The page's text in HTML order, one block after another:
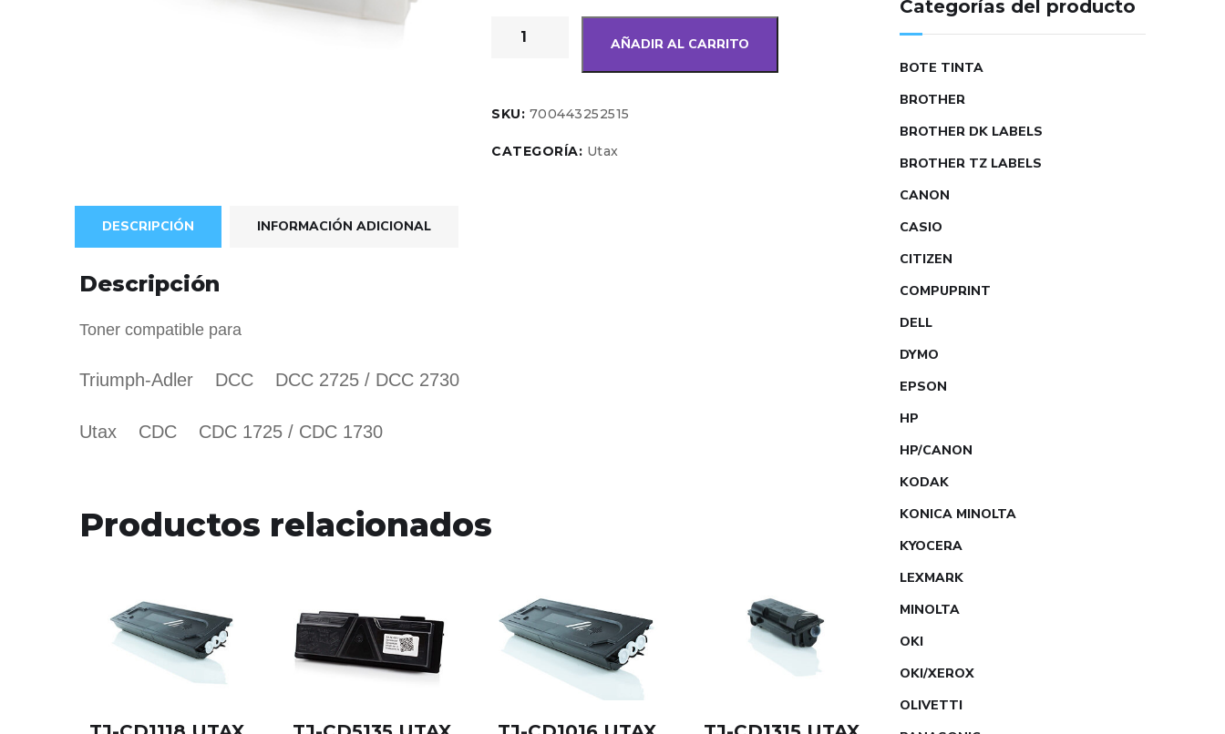
AÑADIR AL CARRITO
SKU: 700443252515
CATEGORÍA: Utax
DESCRIPCIÓN INFORMACIÓN ADICIONAL
Descripción
Toner compatible para
Triumph-Adler DCC DCC 2725 / DCC 2730
Utax CDC CDC 1725 / CDC 1730
Productos relacionados
Categorías del producto
BOTE TINTA
BROTHER
BROTHER DK LABELS
BROTHER TZ LABELS
CANON
CASIO
CITIZEN
COMPUPRINT
DELL
DYMO
EPSON
HP
HP/CANON
KODAK
KONICA MINOLTA
KYOCERA
LEXMARK
MINOLTA
OKI
OKI/XEROX
OLIVETTI